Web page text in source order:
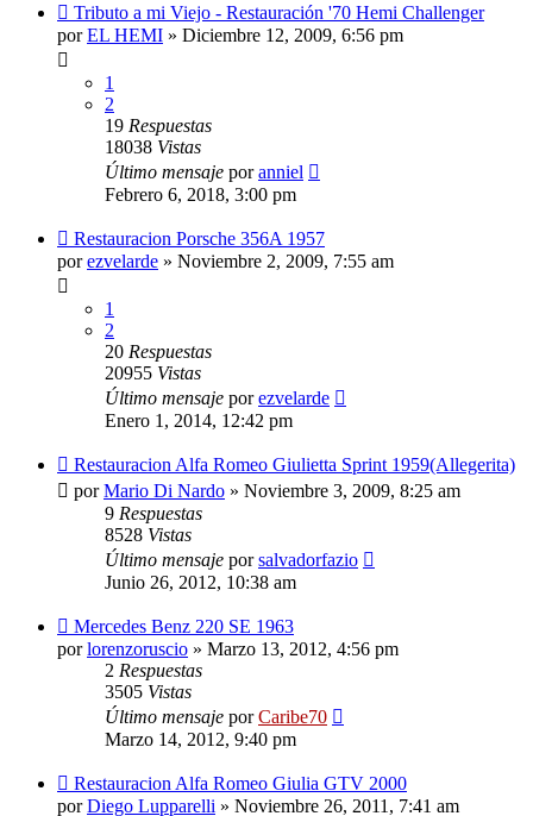
Tributo a mi Viejo - Restauración '70 Hemi Challenger
porEL HEMI » Diciembre 12, 2009, 6:56 pm
1
2
19 Respuestas
18038 Vistas
Último mensaje poranniel
Febrero 6, 2018, 3:00 pm
Restauracion Porsche 356A 1957
porezvelarde » Noviembre 2, 2009, 7:55 am
1
2
20 Respuestas
20955 Vistas
Último mensaje porezvelarde
Enero 1, 2014, 12:42 pm
Restauracion Alfa Romeo Giulietta Sprint 1959(Allegerita)
porMario Di Nardo » Noviembre 3, 2009, 8:25 am
9 Respuestas
8528 Vistas
Último mensaje porsalvadorfazio
Junio 26, 2012, 10:38 am
Mercedes Benz 220 SE 1963
porlorenzoruscio » Marzo 13, 2012, 4:56 pm
2 Respuestas
3505 Vistas
Último mensaje porCaribe70
Marzo 14, 2012, 9:40 pm
Restauracion Alfa Romeo Giulia GTV 2000
porDiego Lupparelli » Noviembre 26, 2011, 7:41 am